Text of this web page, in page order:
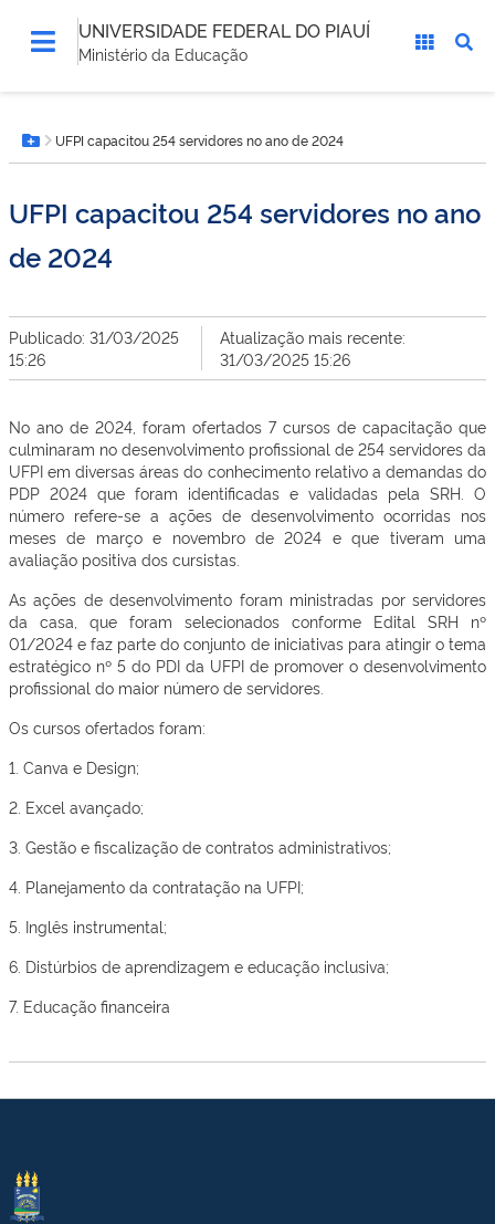
UNIVERSIDADE FEDERAL DO PIAUÍ
Ministério da Educação
está
aqui:Botão Menu
UFPI capacitou 254 servidores no ano de 2024
UFPI capacitou 254 servidores no ano
de 2024
Publicado: 31/03/2025
15:26
Atualização mais recente:
31/03/2025 15:26
No ano de 2024, foram ofertados 7 cursos de capacitação que
culminaram no desenvolvimento profissional de 254 servidores da
UFPI em diversas áreas do conhecimento relativo a demandas do
PDP 2024 que foram identificadas e validadas pela SRH. O
número refere-se a ações de desenvolvimento ocorridas nos
meses de março e novembro de 2024 e que tiveram uma
avaliação positiva dos cursistas.
As ações de desenvolvimento foram ministradas por servidores
da casa, que foram selecionados conforme Edital SRH nº
01/2024 e faz parte do conjunto de iniciativas para atingir o tema
estratégico nº 5 do PDI da UFPI de promover o desenvolvimento
profissional do maior número de servidores.
Os cursos ofertados foram:
1. Canva e Design;
2. Excel avançado;
3. Gestão e fiscalização de contratos administrativos;
4. Planejamento da contratação na UFPI;
5. Inglês instrumental;
6. Distúrbios de aprendizagem e educação inclusiva;
7. Educação financeira